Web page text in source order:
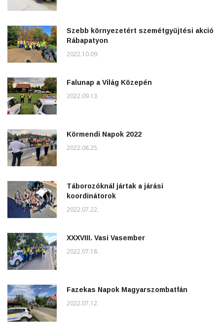
Szebb környezetért szemétgyűjtési akció
Rábapatyon
2022.10.09.
Falunap a Világ Közepén
2022.09.13.
Körmendi Napok 2022
2022.08.25.
Táborozóknál jártak a járási
koordinátorok
2022.07.22.
XXXVIII. Vasi Vasember
2022.07.18.
Fazekas Napok Magyarszombatfán
2022.07.12.